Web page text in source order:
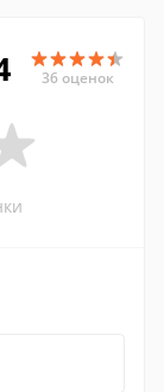
36 оценок